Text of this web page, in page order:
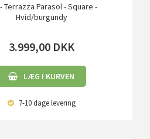
Terrazza Parasol - Square -
Hvid/burgundy
3.999,00 DKK
LÆG I KURVEN
7-10 dagelevering